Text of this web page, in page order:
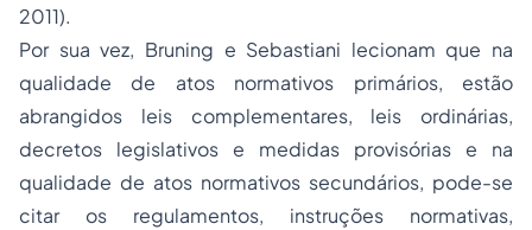
2011).
Por sua vez, Bruning e Sebastiani lecionam que na
qualidade de atos normativos primários, estão
abrangidos leis complementares, leis ordinárias,
decretos legislativos e medidas provisórias e na
qualidade de atos normativos secundários, pode-se
citar os regulamentos, instruções normativas,